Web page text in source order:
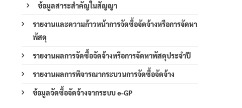
ข้อมูลสาระสำคัญในสัญญา
รายงานและความก้าวหน้าการจัดซื้อจัดจ้างหรือการจัดหา
พัสดุ
รายงานผลการจัดซื้อจัดจ้างหรือการจัดหาพัสดุประจำปี
รายงานผลการพิจารณากระบวนการจัดซื้อจัดจ้าง
ข้อมูลจัดซื้อจัดจ้างจากระบบ e-GP